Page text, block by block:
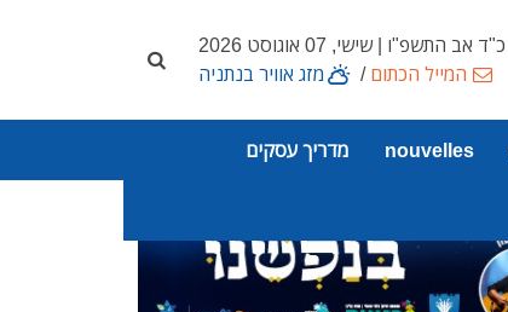
כ"ד אב התשפ"ו | שישי, 07 אוגוסט 2026
המייל הכתום/ מזג אוויר בנתניה
nouvelles מדריך עסקים